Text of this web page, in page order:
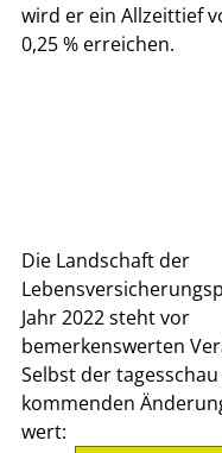
wird er ein Allzeittief
0,25 % erreichen.
Die Landschaft der
Jahr 2022 steht vor
bemerkenswerten
Selbst der
kommenden
wert: